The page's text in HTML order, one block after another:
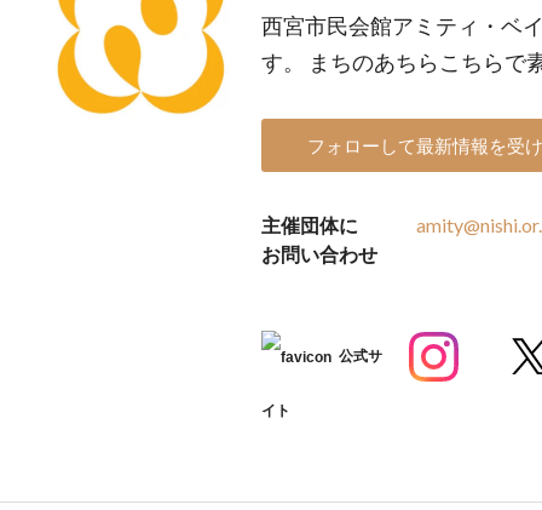
西宮市民会館アミティ・ベ
す。 まちのあちらこちらで
フォローして最新情報を受
主催団体に
お問い合わせ
公式サ
イト